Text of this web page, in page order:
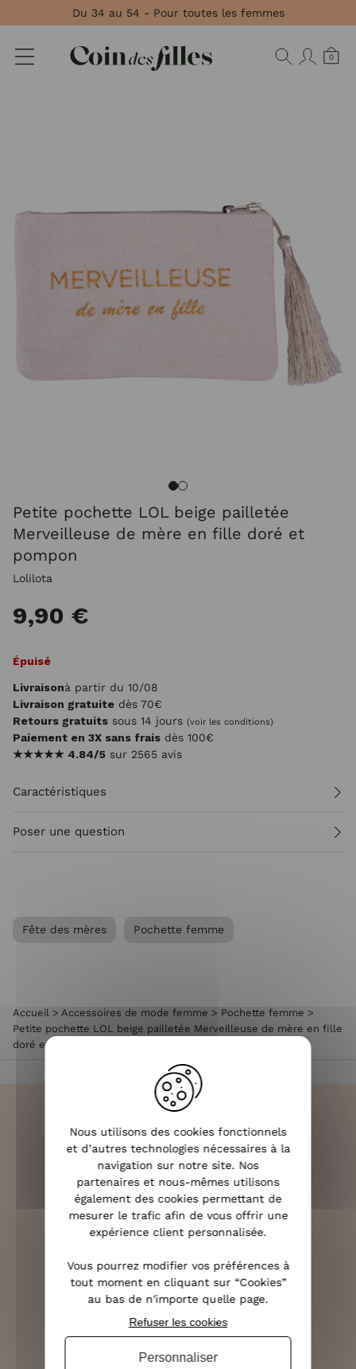
Du 34 au 54 - Pour toutes les femmes
0
Petite pochette LOL beige pailletée
Merveilleuse de mère en fille doré et
pompon
Lolilota
9,90 €
Épuisé
Livraisonà partir du 10/08
Livraison gratuite dès 70€
Retours gratuits sous 14 jours (voir les conditions)
Paiement en 3X sans frais dès 100€
★★★★★ 4.84/5 sur 2565 avis
Caractéristiques
Poser une question
Fête des mères Pochette femme
Accueil > Accessoires de mode femme > Pochette femme >
Petite pochette LOL beige pailletée Merveilleuse de mère en fille
doré et pompon
LIVRAISON RAPIDE
OFFERTE DÈS 70€
RETOURS SOUS 14 JOURS
(VOIR LES CONDITIONS)
SERVICE CLIENT
Panneau de gestion des cookies
Nous utilisons des cookies fonctionnels
et d’autres technologies nécessaires à la
navigation sur notre site. Nos
partenaires et nous-mêmes utilisons
également des cookies permettant de
mesurer le trafic afin de vous offrir une
expérience client personnalisée.
Vous pourrez modifier vos préférences à
tout moment en cliquant sur “Cookies”
au bas de n'importe quelle page.
Refuser les cookies
Personnaliser